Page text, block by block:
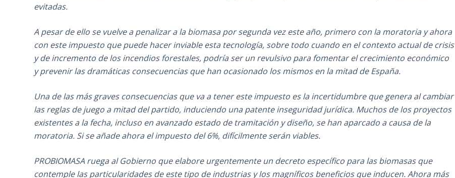
evitadas.
A pesar de ello se vuelve a penalizar a la biomasa por segunda vez este año, primero con la moratoria y ahora
con este impuesto que puede hacer inviable esta tecnología, sobre todo cuando en el contexto actual de crisis
y de incremento de los incendios forestales, podría ser un revulsivo para fomentar el crecimiento económico
y prevenir las dramáticas consecuencias que han ocasionado los mismos en la mitad de España.
Una de las más graves consecuencias que va a tener este impuesto es la incertidumbre que genera al cambiar
las reglas de juego a mitad del partido, induciendo una patente inseguridad jurídica. Muchos de los proyectos
existentes a la fecha, incluso en avanzado estado de tramitación y diseño, se han aparcado a causa de la
moratoria. Si se añade ahora el impuesto del 6%, difícilmente serán viables.
PROBIOMASA ruega al Gobierno que elabore urgentemente un decreto específico para las biomasas que
contemple las particularidades de este tipo de industrias y los magníficos beneficios que inducen. Ahora más